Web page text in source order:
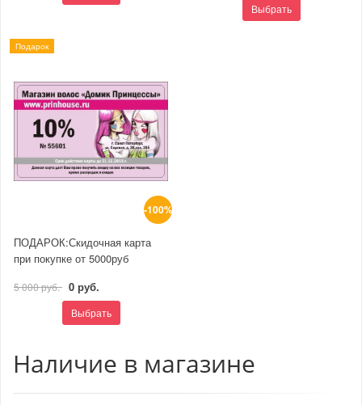
Выбрать
-100%
Подарок
ПОДАРОК:Скидочная карта
при покупке от 5000руб
5 000 руб. 0 руб.
Выбрать
Наличие в магазине